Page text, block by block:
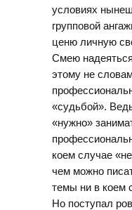
условиях
групповой
ценю личную
Смею
этому не
«судьбой».
«нужно»
коем случае
чем можно
темы ни в коем
Но поступал